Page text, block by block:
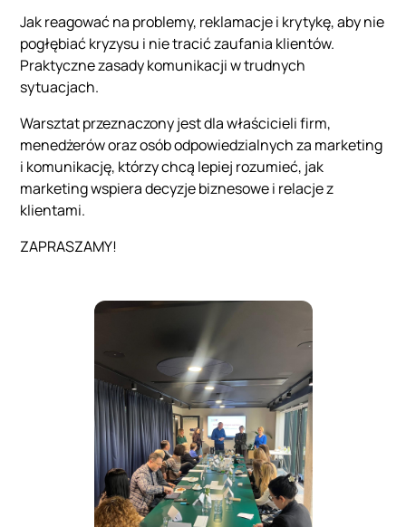
Jak reagować na problemy, reklamacje i krytykę, aby nie
pogłębiać kryzysu i nie tracić zaufania klientów.
Praktyczne zasady komunikacji w trudnych
sytuacjach.
Warsztat przeznaczony jest dla właścicieli firm,
menedżerów oraz osób odpowiedzialnych za marketing
i komunikację, którzy chcą lepiej rozumieć, jak
marketing wspiera decyzje biznesowe i relacje z
klientami.
ZAPRASZAMY!